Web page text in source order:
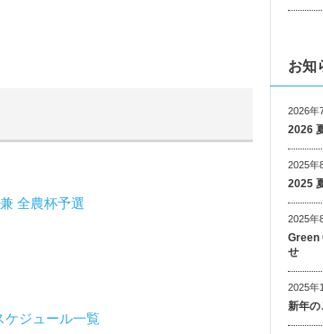
全農杯予選
ケジュール一覧
お知
2026年
2026
2025年
2025
2025年
Green
せ
2025年
新年の